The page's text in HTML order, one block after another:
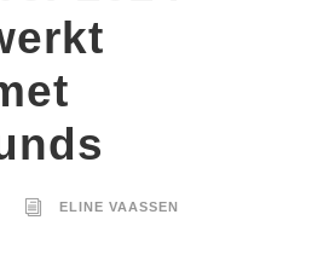
ELINE VAASSEN